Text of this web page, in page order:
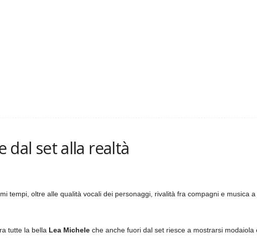
dal set alla realtà
tempi, oltre alle qualità vocali dei personaggi, rivalità fra compagni e musica
tutte la bella Lea Micheleche anche fuori dal set riesce a mostrarsi modaiola